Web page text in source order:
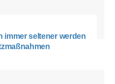
immer seltener werden